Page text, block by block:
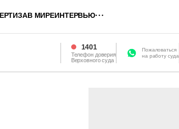
В МИРЕИНТЕРВЬЮ
1401
Телефон доверия
Верховного суда
Пожаловаться
на работу суда